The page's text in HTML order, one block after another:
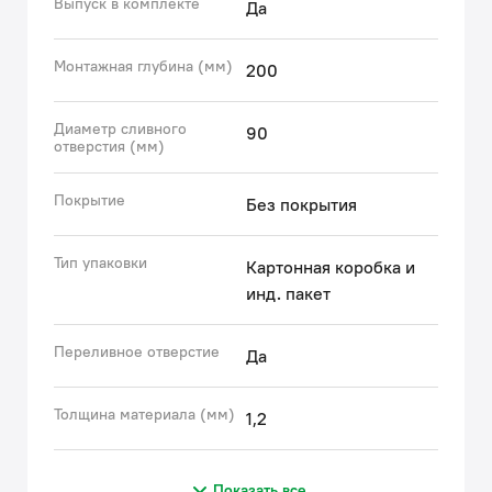
(с) Авторский текст, декабрь 2025 г.
Да
Монтажная глубина (мм) 200
Диаметр сливного
отверстия (мм)
90
Покрытие Без покрытия
Тип упаковки
Картонная коробка и
инд. пакет
Переливное отверстие Да
Толщина материала (мм) 1,2